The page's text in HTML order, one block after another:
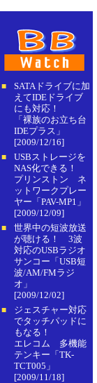
■
SATAドライブに加
えてIDEドライブ
にも対応！
「裸族のお立ち台
IDEプラス」
[2009/12/16]
■
USBストレージを
NAS化できる！
プリンストン ネ
ットワークプレー
ヤー「PAV-MP1」
[2009/12/09]
■
世界中の短波放送
が聴ける！ 3波
対応のUSBラジオ
サンコー「USB短
波/AM/FMラジ
オ」
[2009/12/02]
■
ジェスチャー対応
でタッチパッドに
もなる！
エレコム 多機能
テンキー「TK-
TCT005」
[2009/11/18]